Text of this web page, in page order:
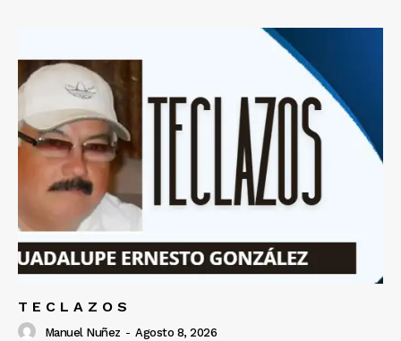
T E C L A Z O S
Manuel Nuñez - Agosto 8, 2026